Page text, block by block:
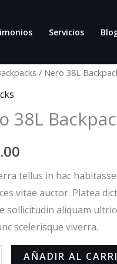
Servicios
/ Nero 38L
38L
tellus in hac
vitae auctor. Platea
sollicitudin aliquam
scelerisque viverra.
AÑADIR AL